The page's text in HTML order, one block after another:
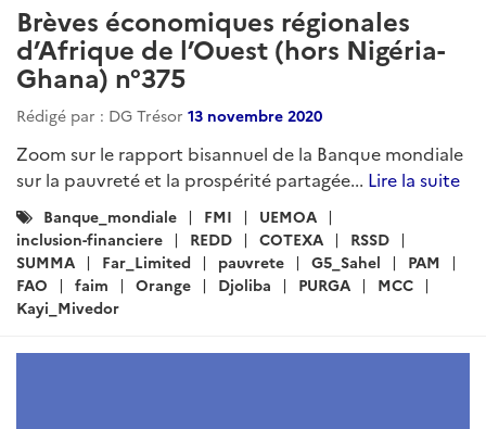
Brèves économiques régionales
d’Afrique de l’Ouest (hors Nigéria-
Ghana) n°375
Rédigé par : DG Trésor 13 novembre 2020
Zoom sur le rapport bisannuel de la Banque mondiale
sur la pauvreté et la prospérité partagée... Lire la suite
Catégories
:
Banque_mondiale FMI
UEMOA
inclusion-financiere
REDD COTEXA
RSSD
SUMMA
Far_Limited pauvrete G5_Sahel
PAM
FAO
faim Orange Djoliba PURGA
MCC
Kayi_Mivedor